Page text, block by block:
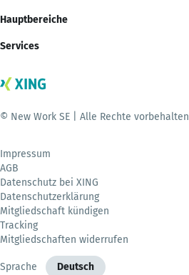
Hauptbereiche
Services
© New Work SE | Alle Rechte vorbehalten
Impressum
AGB
Datenschutz bei XING
Datenschutzerklärung
Mitgliedschaft kündigen
Tracking
Mitgliedschaften widerrufen
Sprache Deutsch